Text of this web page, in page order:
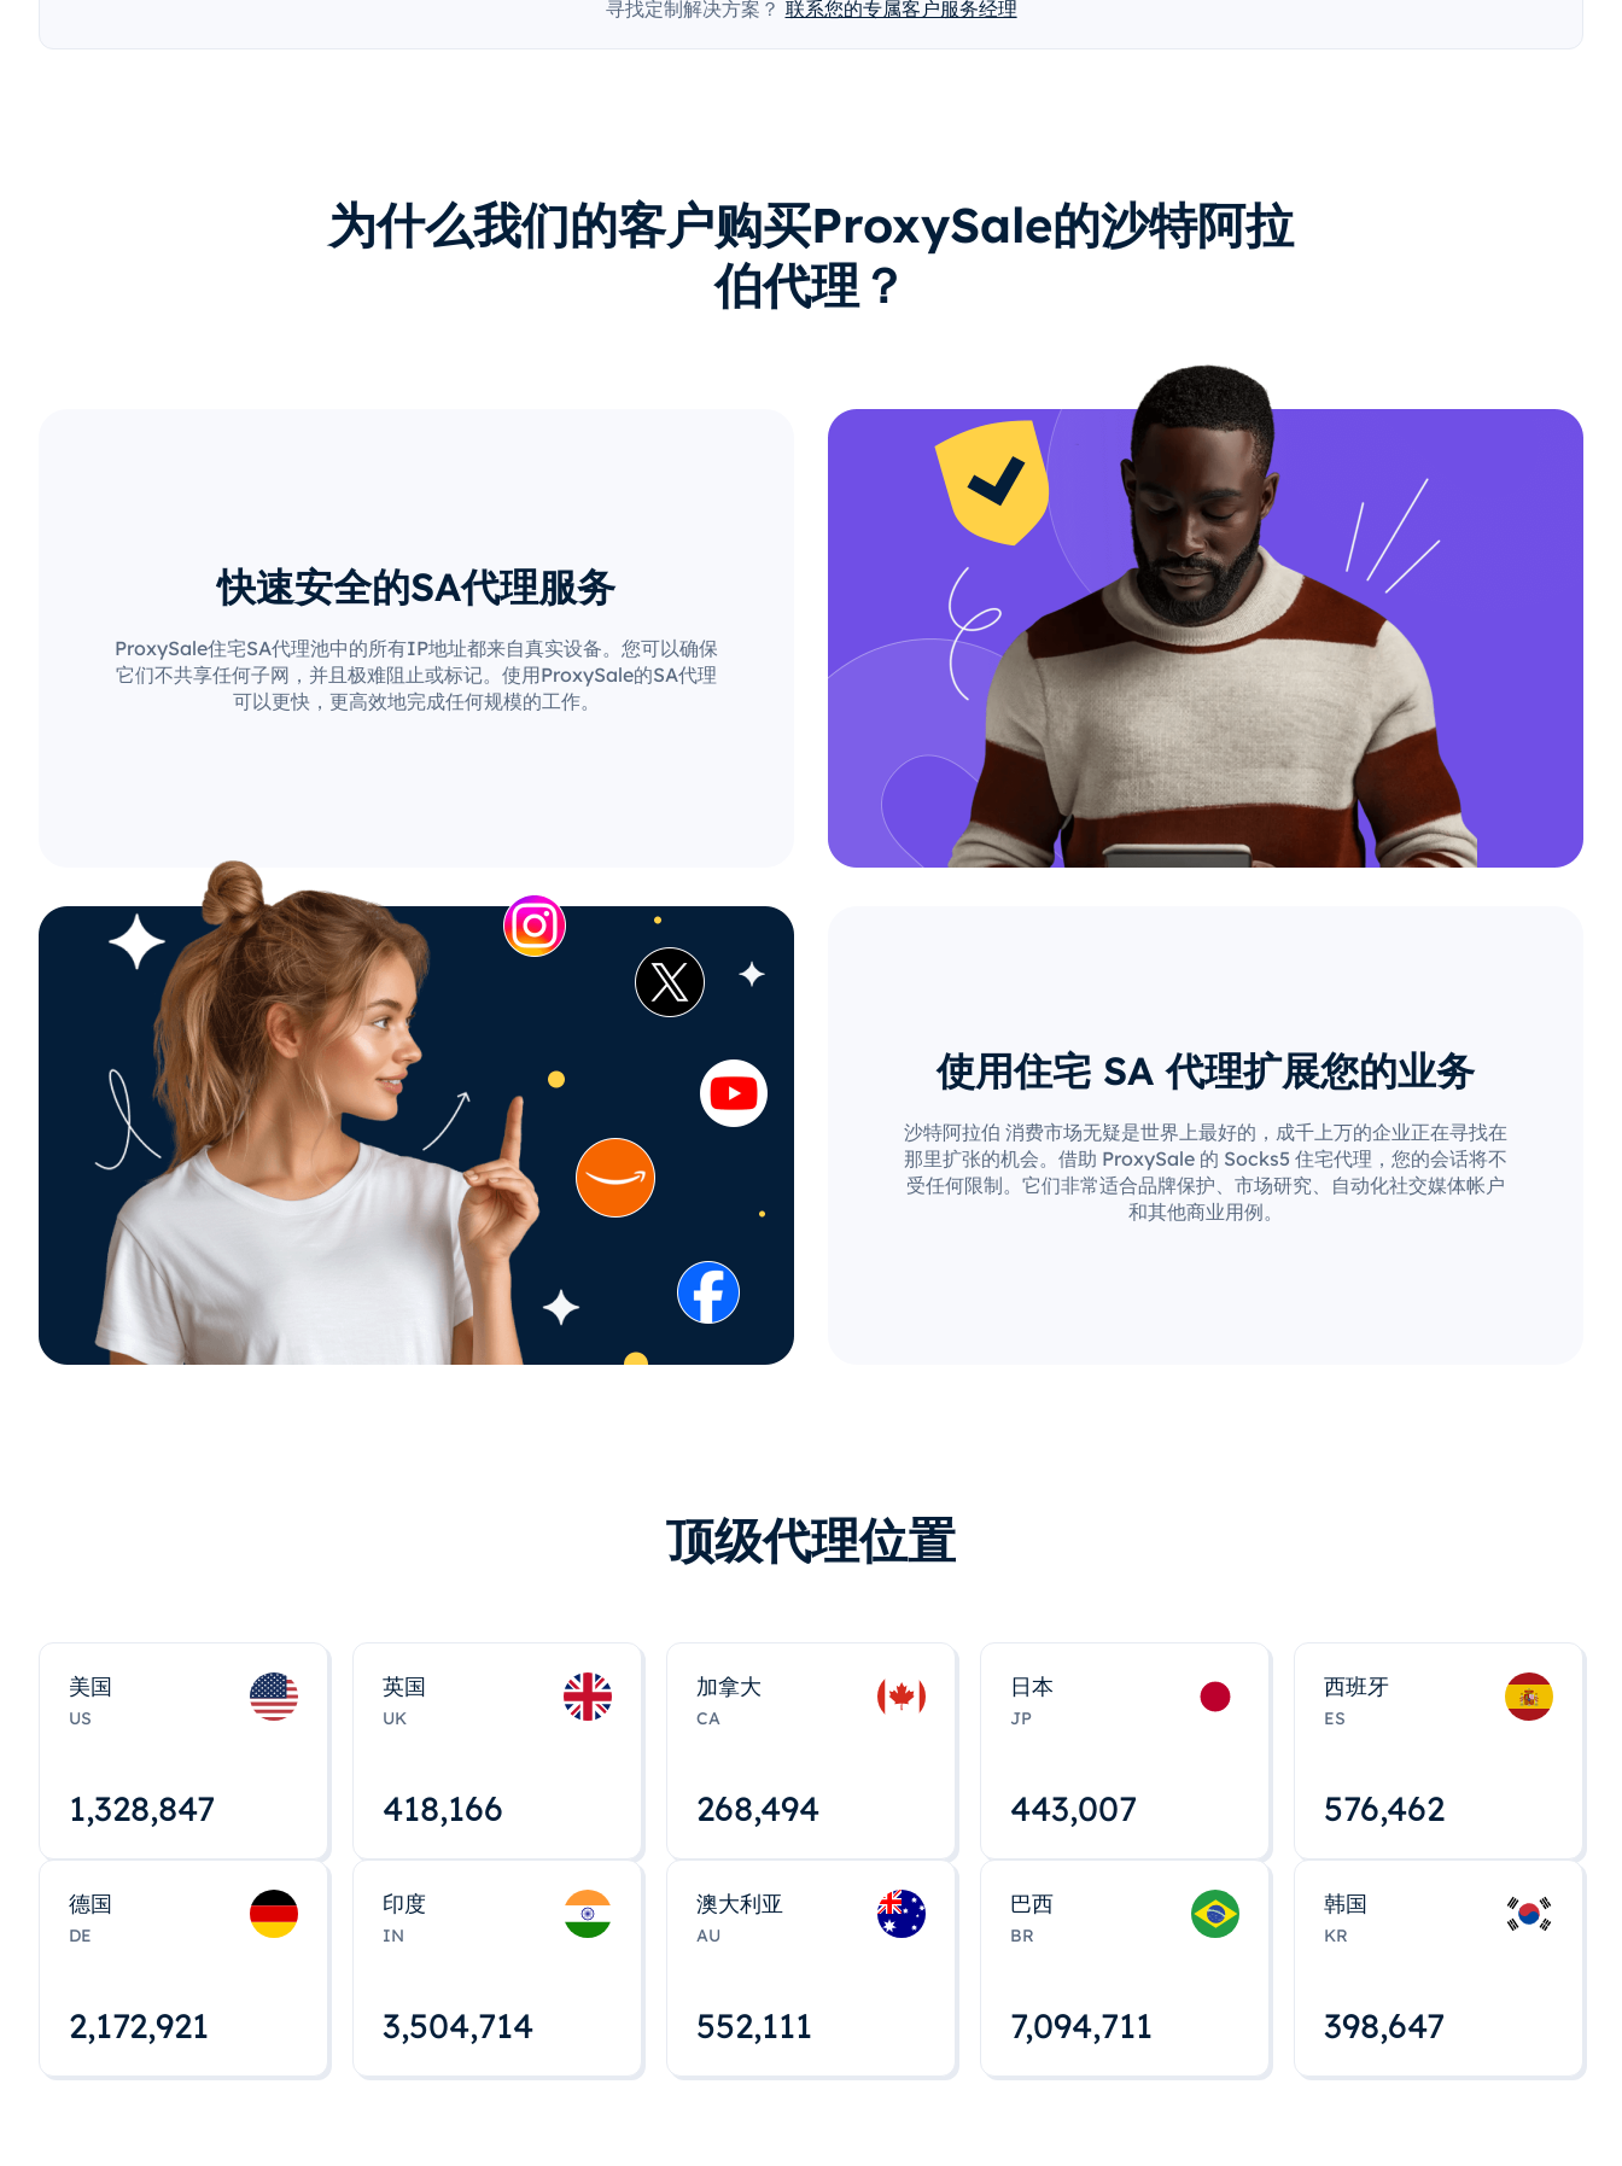
寻找定制解决方案？ 联系您的专属客户服务经理
为什么我们的客户购买ProxySale的沙特阿拉
伯代理？
快速安全的SA代理服务
ProxySale住宅SA代理池中的所有IP地址都来自真实设备。您可以确保
它们不共享任何子网，并且极难阻止或标记。使用ProxySale的SA代理
可以更快，更高效地完成任何规模的工作。
使用住宅 SA 代理扩展您的业务
沙特阿拉伯 消费市场无疑是世界上最好的，成千上万的企业正在寻找在
那里扩张的机会。借助 ProxySale 的 Socks5 住宅代理，您的会话将不
受任何限制。它们非常适合品牌保护、市场研究、自动化社交媒体帐户
和其他商业用例。
顶级代理位置
美国
US
1,328,848
英国
UK
418,167
加拿大
CA
268,495
日本
JP
443,008
西班牙
ES
576,463
德国
DE
2,172,922
印度
IN
3,504,715
澳大利亚
AU
552,112
巴西
BR
7,094,712
韩国
KR
398,648